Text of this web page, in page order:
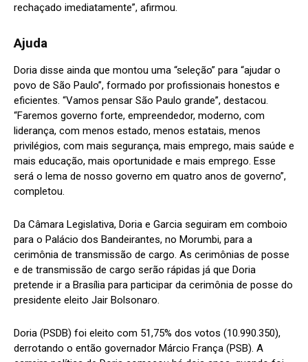
rechaçado imediatamente”, afirmou.
Ajuda
Doria disse ainda que montou uma “seleção” para “ajudar o
povo de São Paulo”, formado por profissionais honestos e
eficientes. “Vamos pensar São Paulo grande”, destacou.
“Faremos governo forte, empreendedor, moderno, com
liderança, com menos estado, menos estatais, menos
privilégios, com mais segurança, mais emprego, mais saúde e
mais educação, mais oportunidade e mais emprego. Esse
será o lema de nosso governo em quatro anos de governo”,
completou.
Da Câmara Legislativa, Doria e Garcia seguiram em comboio
para o Palácio dos Bandeirantes, no Morumbi, para a
cerimônia de transmissão de cargo. As cerimônias de posse
e de transmissão de cargo serão rápidas já que Doria
pretende ir a Brasília para participar da cerimônia de posse do
presidente eleito Jair Bolsonaro.
Doria (PSDB) foi eleito com 51,75% dos votos (10.990.350),
derrotando o então governador Márcio França (PSB). A